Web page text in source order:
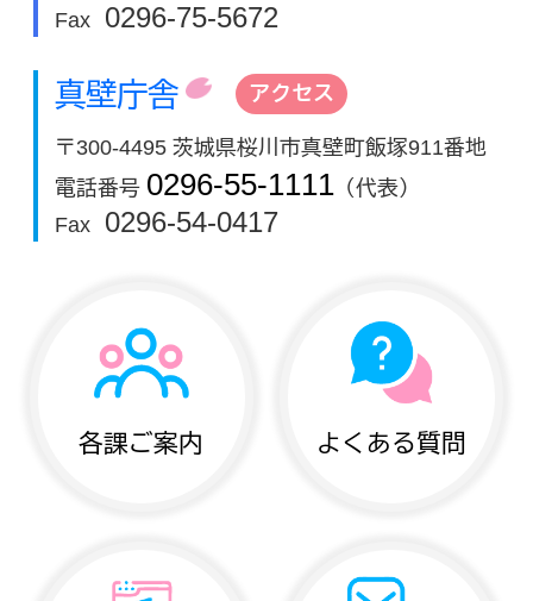
Fax
0296-75-5672
真壁庁舎 アクセス
〒300-4495 茨城県桜川市真壁町飯塚911番地
電話番号 0296-55-1111 （代表）
Fax
0296-54-0417
各課ご案内 よくある質問